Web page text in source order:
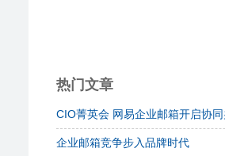
热门文章
CIO菁英会 网易企业邮箱开启协
企业邮箱竞争步入品牌时代